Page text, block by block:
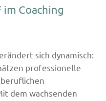
im Coaching
sich dynamisch:
professionelle
dem wachsenden